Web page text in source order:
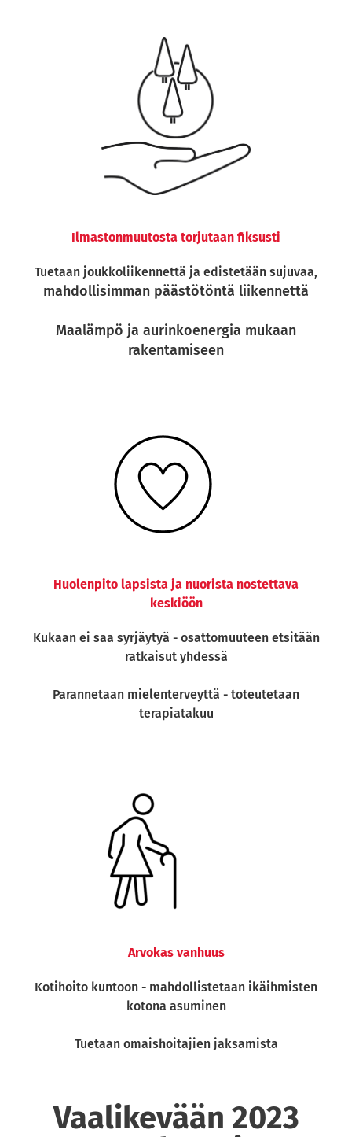
Ilmastonmuutosta torjutaan fiksusti
Tuetaan joukkoliikennettä ja edistetään sujuvaa,
mahdollisimman päästötöntä liikennettä
Maalämpö ja aurinkoenergia mukaan
rakentamiseen
Huolenpito lapsista ja nuorista nostettava
keskiöön
Kukaan ei saa syrjäytyä - osattomuuteen etsitään
ratkaisut yhdessä
Parannetaan mielenterveyttä - toteutetaan
terapiatakuu
Arvokas vanhuus
Kotihoito kuntoon - mahdollistetaan ikäihmisten
kotona asuminen
Tuetaan omaishoitajien jaksamista
Vaalikevään 2023